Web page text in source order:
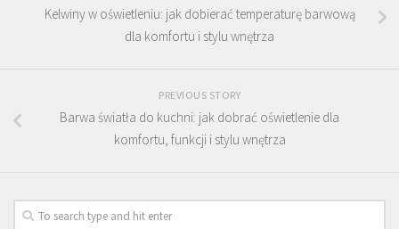
Kelwiny w oświetleniu: jak dobierać temperaturę barwową
dla komfortu i stylu wnętrza
PREVIOUS STORY
Barwa światła do kuchni: jak dobrać oświetlenie dla
komfortu, funkcji i stylu wnętrza